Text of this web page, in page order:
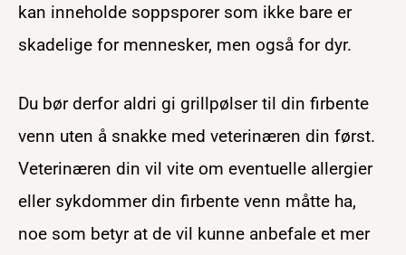
kan inneholde soppsporer som ikke bare er
skadelige for mennesker, men også for dyr.
Du bør derfor aldri gi grillpølser til din firbente
venn uten å snakke med veterinæren din først.
Veterinæren din vil vite om eventuelle allergier
eller sykdommer din firbente venn måtte ha,
noe som betyr at de vil kunne anbefale et mer